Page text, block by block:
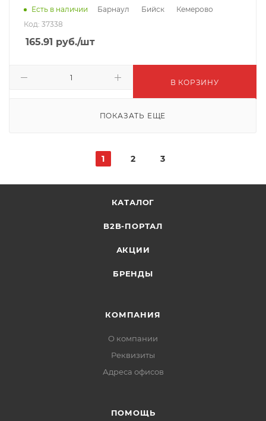
Есть в наличии Барнаул Бийск
Кемерово
Код: 37338
165.91 руб./шт
В КОРЗИНУ
ПОКАЗАТЬ ЕЩЕ
1 2 3
КАТАЛОГ
B2B-ПОРТАЛ
АКЦИИ
БРЕНДЫ
КОМПАНИЯ
О компании
Реквизиты
Адреса офисов
ПОМОЩЬ